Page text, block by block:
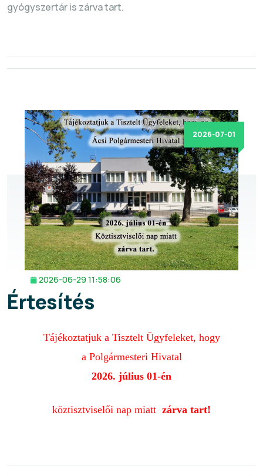
gyógyszertár is zárva tart.
2026-07-01
2026-06-29 11:58:06
Értesítés
Tájékoztatjuk a Tisztelt Ügyfeleket, hogy
a Polgármesteri Hivatal
2026. július 01-én
köztisztviselői nap miatt zárva tart!